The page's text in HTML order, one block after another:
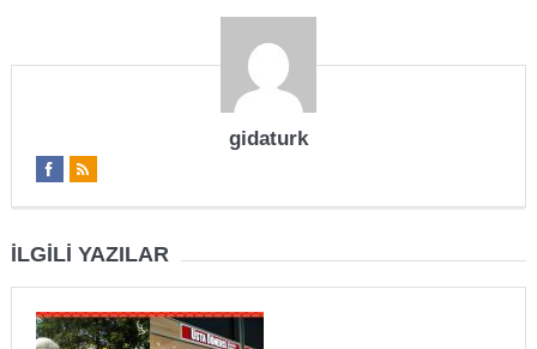
gidaturk
İLGILI YAZILAR